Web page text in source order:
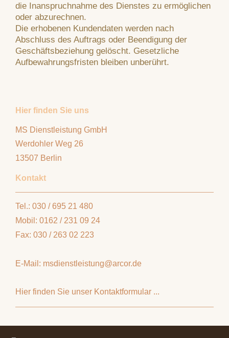
die Inanspruchnahme des Dienstes zu ermöglichen
oder abzurechnen.
Die erhobenen Kundendaten werden nach
Abschluss des Auftrags oder Beendigung der
Geschäftsbeziehung gelöscht. Gesetzliche
Aufbewahrungsfristen bleiben unberührt.
Hier finden Sie uns
MS Dienstleistung GmbH
Werdohler Weg 26
13507 Berlin
Kontakt
Tel.: 030 / 695 21 480
Mobil: 0162 / 231 09 24
Fax: 030 / 263 02 223
E-Mail: msdienstleistung@arcor.de
Hier finden Sie unser Kontaktformular ...